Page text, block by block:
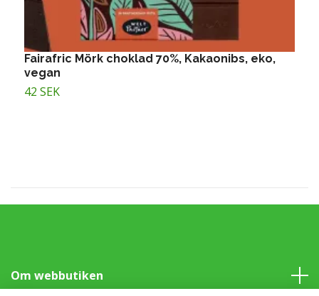
Fairafric Mörk choklad 70%, Kakaonibs, eko,
vegan
42 SEK
Om webbutiken